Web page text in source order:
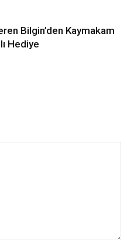
Bilgin’den Kaymakam
Hediye